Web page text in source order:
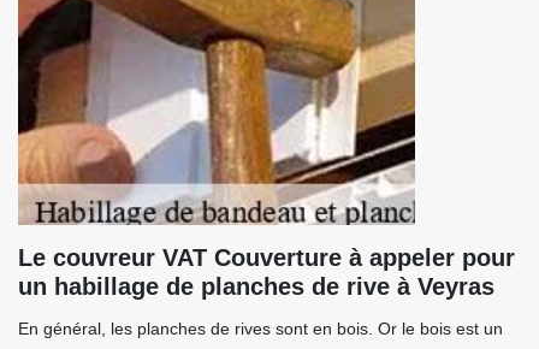
Le couvreur VAT Couverture à appeler pour
un habillage de planches de rive à Veyras
En général, les planches de rives sont en bois. Or le bois est un